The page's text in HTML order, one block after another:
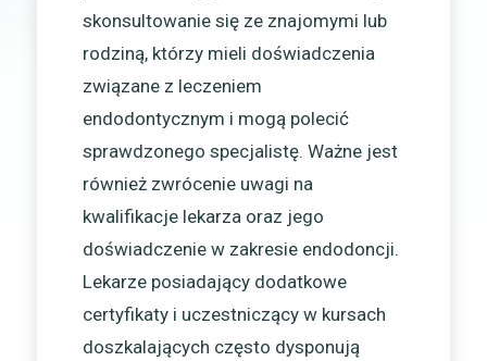
skonsultowanie się ze znajomymi lub
rodziną, którzy mieli doświadczenia
związane z leczeniem
endodontycznym i mogą polecić
sprawdzonego specjalistę. Ważne jest
również zwrócenie uwagi na
kwalifikacje lekarza oraz jego
doświadczenie w zakresie endodoncji.
Lekarze posiadający dodatkowe
certyfikaty i uczestniczący w kursach
doszkalających często dysponują